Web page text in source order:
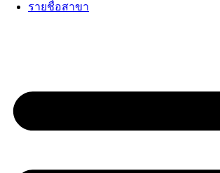
รายชื่อสาขา